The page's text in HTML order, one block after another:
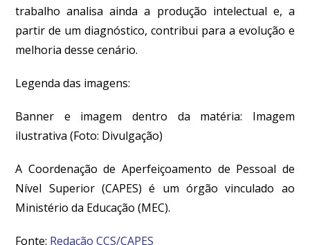
trabalho analisa ainda a produção intelectual e, a
partir de um diagnóstico, contribui para a evolução e
melhoria desse cenário.
Legenda das imagens:
Banner e imagem dentro da matéria: Imagem
ilustrativa (Foto: Divulgação)
A Coordenação de Aperfeiçoamento de Pessoal de
Nível Superior (CAPES) é um órgão vinculado ao
Ministério da Educação (MEC).
Fonte: Redação CCS/CAPES